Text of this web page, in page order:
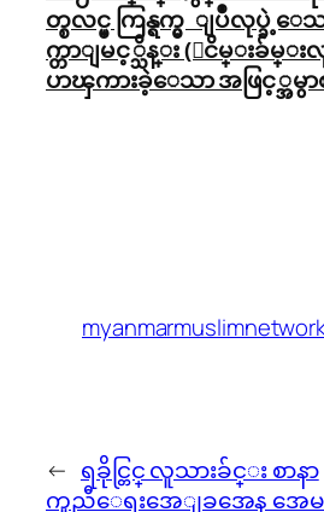
တ္စလင္မ္ ကြန္ရက္မွ ျပဳလုပ္ခဲ့ေ
က္တာျမင့္သိန္း (ျငိမ္းခ်မ္
ပာၾကားခဲ့ေသာ အဖြင့္အမွာ
← ရခိုင္တြင္ လူသားခ်င္း စာနာ
ကူညီေရးအေျခအေန အေ